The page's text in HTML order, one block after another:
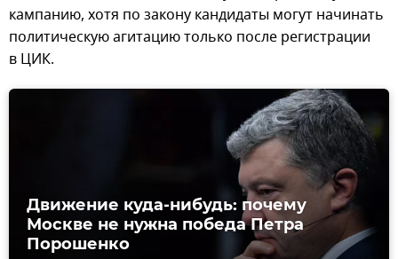
кампанию, хотя по закону кандидаты могут начинать
политическую агитацию только после регистрации
в ЦИК.
Движение куда-нибудь: почему
Москве не нужна победа Петра
Порошенко